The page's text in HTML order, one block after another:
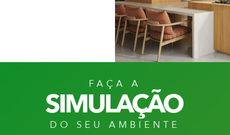
FAÇA A
SIMULAÇÃO
DO SEU AMBIENTE